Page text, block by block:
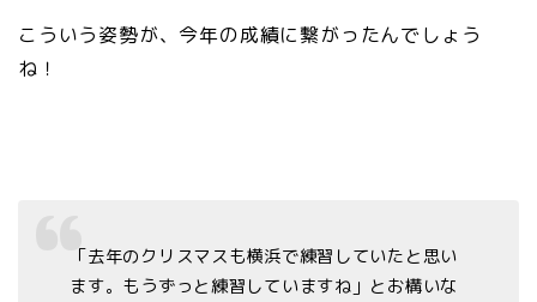
こういう姿勢が、今年の成績に繋がったんでしょう
ね！
「去年のクリスマスも横浜で練習していたと思い
ます。もうずっと練習していますね」とお構いな